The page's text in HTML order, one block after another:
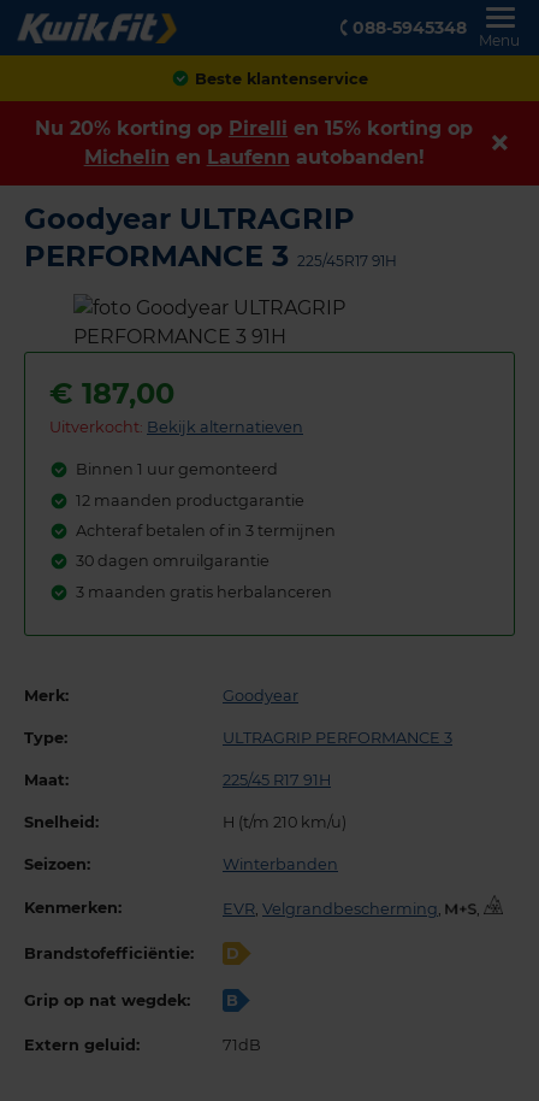
088-5945348
Menu
Achteraf betalen
Nu 20% korting op Pirelli en 15% korting op
Michelin en Laufenn autobanden!
Goodyear ULTRAGRIP
PERFORMANCE 3 225/45R17 91H
€ 187,00
Uitverkocht: Bekijk alternatieven
Binnen 1 uur gemonteerd
12 maanden productgarantie
Achteraf betalen of in 3 termijnen
30 dagen omruilgarantie
3 maanden gratis herbalanceren
Merk: Goodyear
Type: ULTRAGRIP PERFORMANCE 3
Maat: 225/45 R17 91H
Snelheid: H (t/m 210 km/u)
Seizoen: Winterbanden
Kenmerken: EVR, Velgrandbescherming, ,
Brandstofefficiëntie: D
Grip op nat wegdek: B
Extern geluid: 71dB